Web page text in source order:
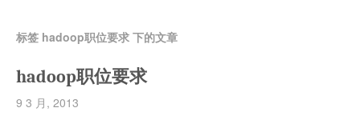
标签 hadoop职位要求 下的文章
hadoop职位要求
9 3 月, 2013